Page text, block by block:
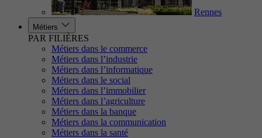
Rennes
Métiers
PAR FILIÈRES
Métiers dans le commerce
Métiers dans l’industrie
Métiers dans l’informatique
Métiers dans le social
Métiers dans l’immobilier
Métiers dans l’agriculture
Métiers dans la banque
Métiers dans la communication
Métiers dans la santé